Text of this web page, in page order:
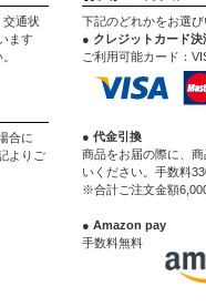
通状
ます
合に
よりご
下記のどれかをお選び
● クレジットカード決
ご利用可能カード：
● 代金引換
商品をお届の際に、
いください。手数料
※合計ご注文金額
● Amazon pay
手数料無料